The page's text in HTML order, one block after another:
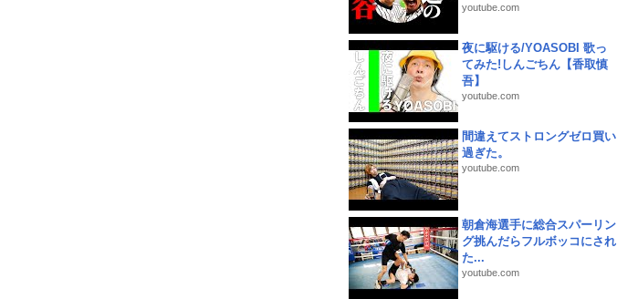
youtube.com
夜に駆ける/YOASOBI 歌っ
てみた!しんごちん【香取慎
吾】
youtube.com
間違えてストロングゼロ買い
過ぎた。
youtube.com
朝倉海選手に総合スパーリン
グ挑んだらフルボッコにされ
た...
youtube.com